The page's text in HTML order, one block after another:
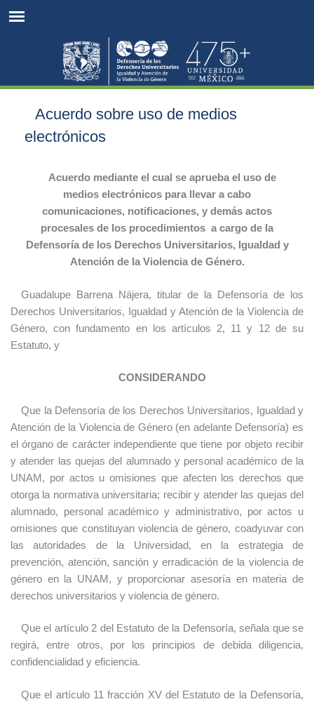
Acuerdo sobre uso de medios
electrónicos
Acuerdo mediante el cual se aprueba el uso de
medios electrónicos para llevar a cabo
comunicaciones, notificaciones, y demás actos
procesales de los procedimientos a cargo de la
Defensoría de los Derechos Universitarios, Igualdad y
Atención de la Violencia de Género.
Guadalupe Barrena Nájera, titular de la Defensoría de los
Derechos Universitarios, Igualdad y Atención de la Violencia de
Género, con fundamento en los artículos 2, 11 y 12 de su
Estatuto, y
CONSIDERANDO
Que la Defensoría de los Derechos Universitarios, Igualdad y
Atención de la Violencia de Género (en adelante Defensoría) es
el órgano de carácter independiente que tiene por objeto recibir
y atender las quejas del alumnado y personal académico de la
UNAM, por actos u omisiones que afecten los derechos que
otorga la normativa universitaria; recibir y atender las quejas del
alumnado, personal académico y administrativo, por actos u
omisiones que constituyan violencia de género, coadyuvar con
las autoridades de la Universidad, en la estrategia de
prevención, atención, sanción y erradicación de la violencia de
género en la UNAM, y proporcionar asesoría en materia de
derechos universitarios y violencia de género.
Que el artículo 2 del Estatuto de la Defensoría, señala que se
regirá, entre otros, por los principios de debida diligencia,
confidencialidad y eficiencia.
Que el artículo 11 fracción XV del Estatuto de la Defensoría,